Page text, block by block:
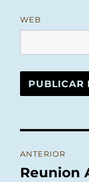
WEB
de
ANTERIOR
Entrada
Reunion